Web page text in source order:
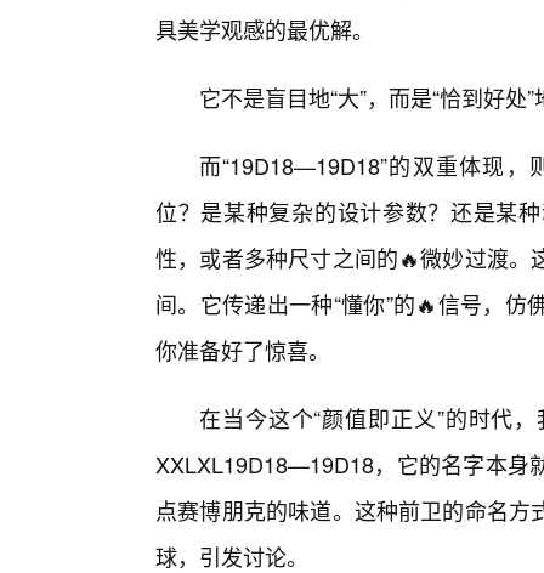
具美学观感的最优解。
它不是盲目地“大”，而是“恰到好
而“19D18—19D18”的双重体现
位？是某种复杂的设计参数？还是某
性，或者多种尺寸之间的🔥微妙过渡
间。它传递出一种“懂你”的🔥信号，
你准备好了惊喜。
在当今这个“颜值即正义”的时代
XXLXL19D18—19D18，它的名字本身
点赛博朋克的味道。这种前卫的命名
球，引发讨论。